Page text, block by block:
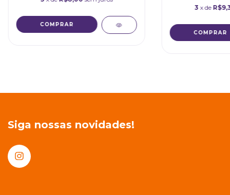
3 x de
Siga nossas novidades!